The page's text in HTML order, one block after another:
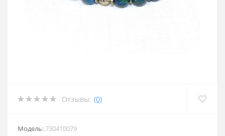
Отзывы: (0)
Модель:730410079